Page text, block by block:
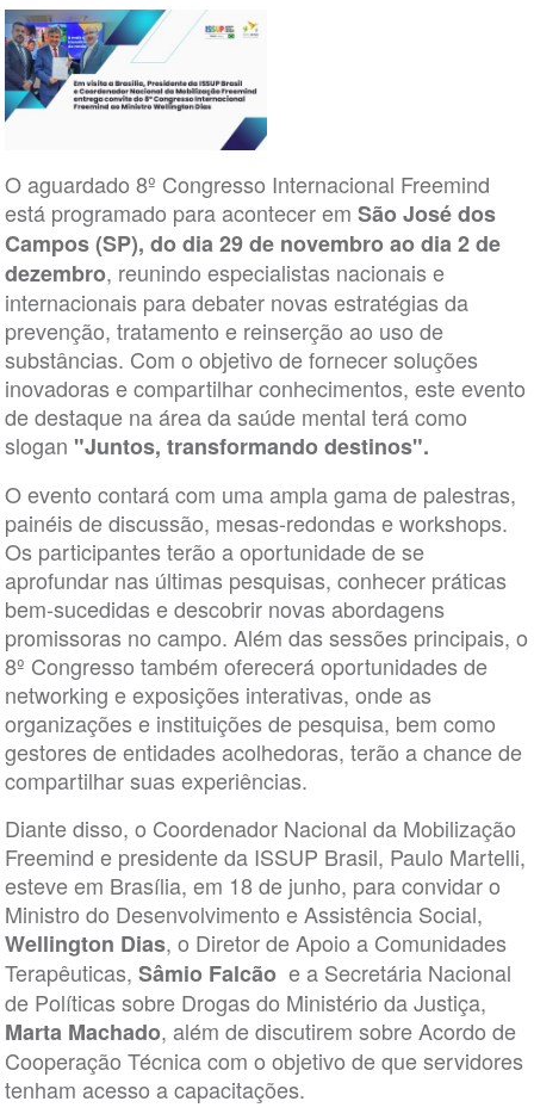
O aguardado 8º Congresso Internacional Freemind
está programado para acontecer em São José dos
Campos (SP), do dia 29 de novembro ao dia 2 de
dezembro, reunindo especialistas nacionais e
internacionais para debater novas estratégias da
prevenção, tratamento e reinserção ao uso de
substâncias. Com o objetivo de fornecer soluções
inovadoras e compartilhar conhecimentos, este evento
de destaque na área da saúde mental terá como
slogan "Juntos, transformando destinos".
O evento contará com uma ampla gama de palestras,
painéis de discussão, mesas-redondas e workshops.
Os participantes terão a oportunidade de se
aprofundar nas últimas pesquisas, conhecer práticas
bem-sucedidas e descobrir novas abordagens
promissoras no campo. Além das sessões principais, o
8º Congresso também oferecerá oportunidades de
networking e exposições interativas, onde as
organizações e instituições de pesquisa, bem como
gestores de entidades acolhedoras, terão a chance de
compartilhar suas experiências.
Diante disso, o Coordenador Nacional da Mobilização
Freemind e presidente da ISSUP Brasil, Paulo Martelli,
esteve em Brasília, em 18 de junho, para convidar o
Ministro do Desenvolvimento e Assistência Social,
Wellington Dias, o Diretor de Apoio a Comunidades
Terapêuticas, Sâmio Falcão e a Secretária Nacional
de Políticas sobre Drogas do Ministério da Justiça,
Marta Machado, além de discutirem sobre Acordo de
Cooperação Técnica com o objetivo de que servidores
tenham acesso a capacitações.